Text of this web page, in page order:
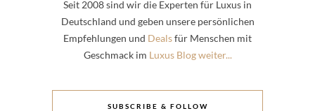
Seit 2008 sind wir die Experten für Luxus in
Deutschland und geben unsere persönlichen
Empfehlungen und Dealsfür Menschen mit
Geschmack im Luxus Blog weiter...
SUBSCRIBE & FOLLOW